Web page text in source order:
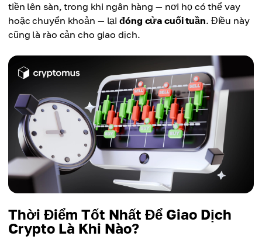
tiền lên sàn, trong khi ngân hàng — nơi họ có thể vay
hoặc chuyển khoản — lạiđóng cửa cuối tuần. Điều này
cũng là rào cản cho giao dịch.
Thời Điểm Tốt Nhất Để Giao Dịch
Crypto Là Khi Nào?